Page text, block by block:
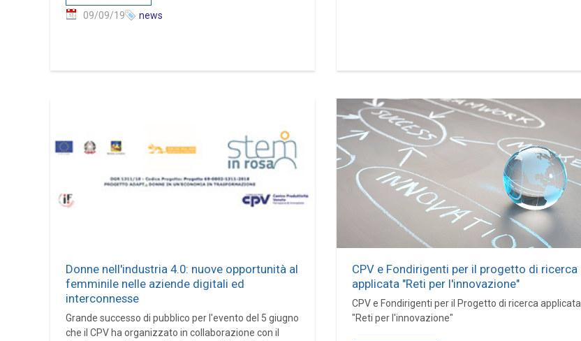
09/09/19 news
Donne nell'industria 4.0: nuove opportunità al
femminile nelle aziende digitali ed
interconnesse
Grande successo di pubblico per l'evento del 5 giugno
che il CPV ha organizzato in collaborazione con il
CPV e Fondirigenti per il progetto di ricerca
applicata "Reti per l'innovazione"
CPV e Fondirigenti per il Progetto di ricerca applicata
"Reti per l'innovazione"